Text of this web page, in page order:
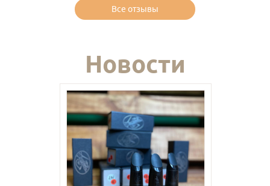
Все отзывы
Новости